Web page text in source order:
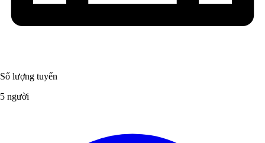
Số lượng tuyển
5 người